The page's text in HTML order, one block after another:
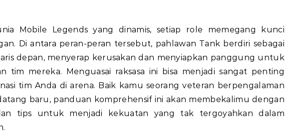
Di antara peran-peran tersebut, pahlawan Tank berdiri sebagai
depan, menyerap kerusakan dan menyiapkan panggung untuk
tim mereka. Menguasai raksasa ini bisa menjadi sangat penting
tim Anda di arena. Baik kamu seorang veteran berpengalaman
baru, panduan komprehensif ini akan membekalimu dengan
tips untuk menjadi kekuatan yang tak tergoyahkan dalam